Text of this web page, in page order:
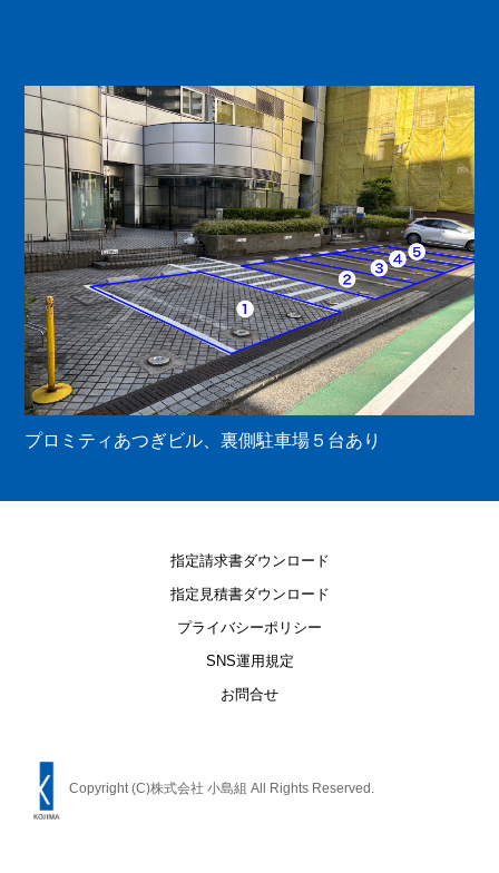
プロミティあつぎビル、裏側駐車場５台あり
指定請求書ダウンロード
指定見積書ダウンロード
プライバシーポリシー
SNS運用規定
お問合せ
Copyright (C)株式会社 小島組 All Rights Reserved.